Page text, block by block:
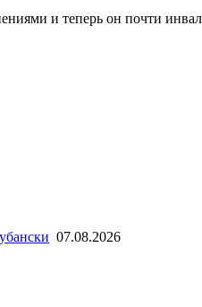
и теперь он почти
07.08.2026